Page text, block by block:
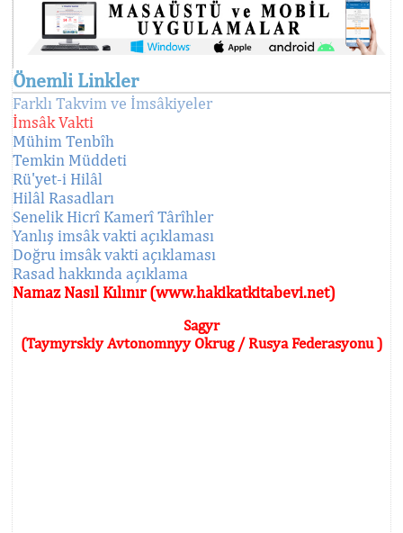
Önemli Linkler
Farklı Takvim ve İmsâkiyeler
İmsâk Vakti
Mühim Tenbîh
Temkin Müddeti
Rü'yet-i Hilâl
Hilâl Rasadları
Senelik Hicrî Kamerî Târîhler
Yanlış imsâk vakti açıklaması
Doğru imsâk vakti açıklaması
Rasad hakkında açıklama
Namaz Nasıl Kılınır (www.hakikatkitabevi.net)
Sagyr
(Taymyrskiy Avtonomnyy Okrug / Rusya Federasyonu )